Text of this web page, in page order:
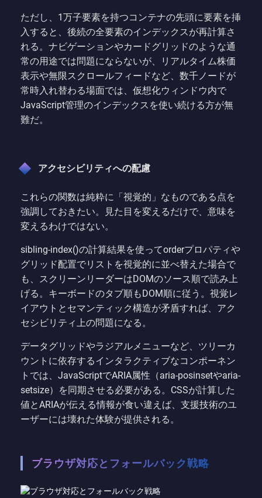
ただし、1万子要素を持つコンテナの先頭に要素を挿
入すると、後続の全要素のインデックスが再計算さ
れる。ナビゲーションやカードグリッドのような通
常の用途では問題にならないが、リアルタイム株価
表示や無限スクロールフィードなど、数千ノードが
常時入れ替わる場面では、仮想化ウィンドウ内で
JavaScript管理のインデックスを使い続ける方が無
難だ。
アクセシビリティへの配慮
これらの関数は純粋に「視覚的」なものである点を
強調しておきたい。見た目を変えるだけで、意味を
変えるわけではない。
sibling-index()の計算結果を使ってorderプロパティや
グリッド配置でリストを視覚的に並べ替えた場合で
も、スクリーンリーダーはDOMのソース順で読み上
げる。キーボードのタブ順もDOM順に従う。視覚レ
イアウトとセマンティック構造が矛盾すれば、アク
セシビリティ上の問題になる。
データグリッドやラジアルメニューなど、ツリーカ
ウントに依存するインタラクティブなコンポーネン
トでは、JavaScriptでARIA属性（aria-posinsetやaria-
setsize）を同期させる必要がある。CSSが計算した
値とARIAが伝える情報が食い違えば、支援技術のユ
ーザーには壊れた体験が提供される。
ブラウザ対応とフォールバック戦略